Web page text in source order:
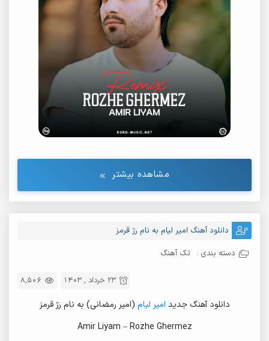
مشاهده بیشتر
دانلود آهنگ امیر لیام به نام رژ قرمز
دسته بندی : تک آهنگ
8,506 23 خرداد , 1403
دانلود آهنگ جدید امیر لیام (امیر رمضانی) به نام رژ قرمز
Amir Liyam – Rozhe Ghermez